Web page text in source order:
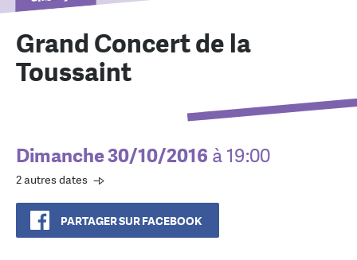
Grand Concert de la
Toussaint
Dimanche 30/10/2016 à 19:00
2 autres dates
PARTAGER SUR FACEBOOK